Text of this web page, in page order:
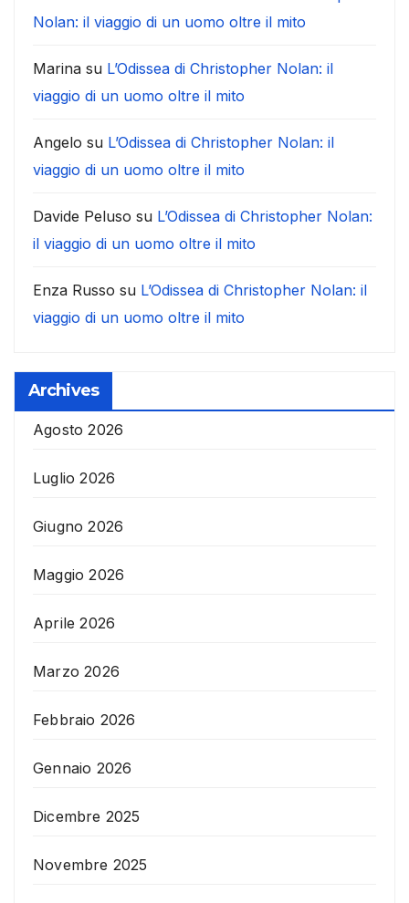
Nolan: il viaggio di un uomo oltre il mito
Marina su L’Odissea di Christopher Nolan: il
viaggio di un uomo oltre il mito
Angelo su L’Odissea di Christopher Nolan: il
viaggio di un uomo oltre il mito
Davide Peluso su L’Odissea di Christopher Nolan:
il viaggio di un uomo oltre il mito
Enza Russo su L’Odissea di Christopher Nolan: il
viaggio di un uomo oltre il mito
Archives
Agosto 2026
Luglio 2026
Giugno 2026
Maggio 2026
Aprile 2026
Marzo 2026
Febbraio 2026
Gennaio 2026
Dicembre 2025
Novembre 2025